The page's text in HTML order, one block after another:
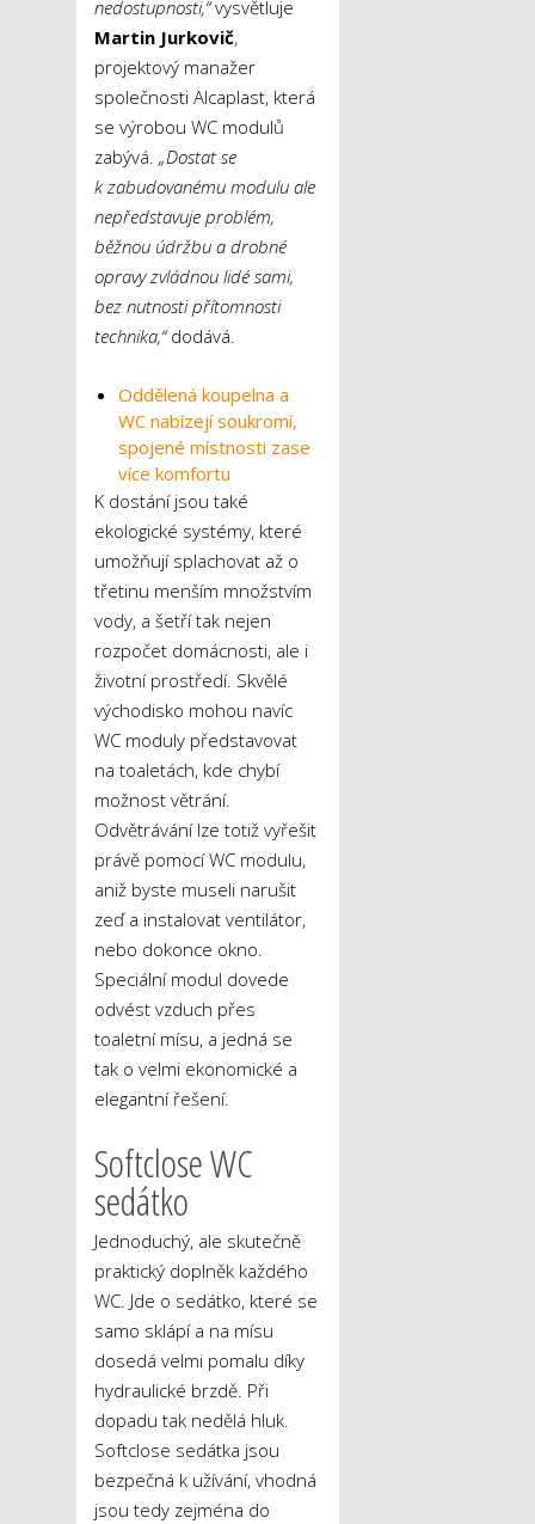
nedostupnosti,“vysvětluje
Martin Jurkovič,
projektový manažer
společnosti Alcaplast, která
se výrobou WC modulů
zabývá. „Dostat se
k zabudovanému modulu ale
nepředstavuje problém,
běžnou údržbu a drobné
opravy zvládnou lidé sami,
bez nutnosti přítomnosti
technika,“dodává.
Oddělená koupelna a
WC nabízejí soukromí,
spojené místnosti zase
více komfortu
K dostání jsou také
ekologické systémy, které
umožňují splachovat až o
třetinu menším množstvím
vody, a šetří tak nejen
rozpočet domácnosti, ale i
životní prostředí. Skvělé
východisko mohou navíc
WC moduly představovat
na toaletách, kde chybí
možnost větrání.
Odvětrávání lze totiž vyřešit
právě pomocí WC modulu,
aniž byste museli narušit
zeď a instalovat ventilátor,
nebo dokonce okno.
Speciální modul dovede
odvést vzduch přes
toaletní mísu, a jedná se
tak o velmi ekonomické a
elegantní řešení.
Softclose WC
sedátko
Jednoduchý, ale skutečně
praktický doplněk každého
WC. Jde o sedátko, které se
samo sklápí a na mísu
dosedá velmi pomalu díky
hydraulické brzdě. Při
dopadu tak nedělá hluk.
Softclose sedátka jsou
bezpečná k užívání, vhodná
jsou tedy zejména do